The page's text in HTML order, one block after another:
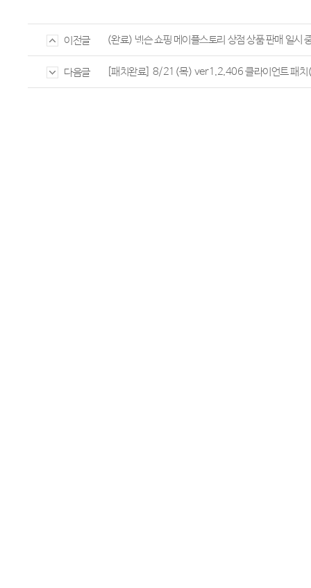
이전글 (완료) 넥슨 쇼핑 메이플스토리 상점 상품 판매 일시
다음글 [패치완료] 8/21(목) ver1.2.406 클라이언트 패